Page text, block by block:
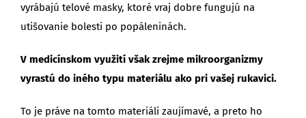
vyrábajú telové masky, ktoré vraj dobre fungujú na
utišovanie bolesti po popáleninách.
V medicínskom využití však zrejme mikroorganizmy
vyrastú do iného typu materiálu ako pri vašej rukavici.
To je práve na tomto materiáli zaujímavé, a preto ho